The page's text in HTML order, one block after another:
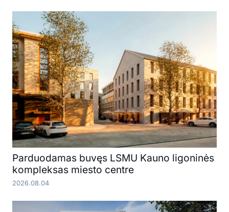
Parduodamas buvęs LSMU Kauno ligoninės
kompleksas miesto centre
2026.08.04